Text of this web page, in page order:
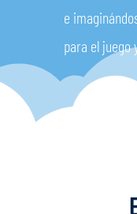
e
para el juego